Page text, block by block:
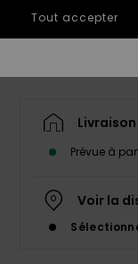
Prévue à
Voir la
Tout accepter